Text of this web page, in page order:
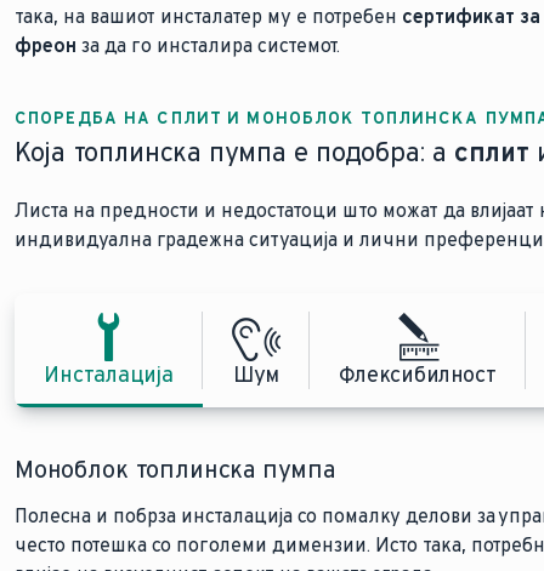
така, на вашиот инсталатер му е потребен сертификат за
фреон за да го инсталира системот.
СПОРЕДБА НА СПЛИТ И МОНОБЛОК ТОПЛИНСКА
Која топлинска пумпа е подобра: а сплит
Листа на предности и недостатоци што можат да влијаат
индивидуална градежна ситуација и лични
Инсталација Шум Флексибилност
Моноблок топлинска пумпа
Полесна и побрза инсталација со помалку делови за
често потешка со поголеми димензии. Исто така,